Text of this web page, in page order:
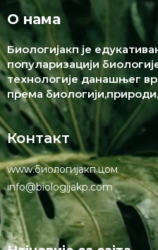
О нама
Биологијакп је
популаризацији
технологије данашњег
према
Контакт
www.биологијакп.цом
info@biologijakp.com